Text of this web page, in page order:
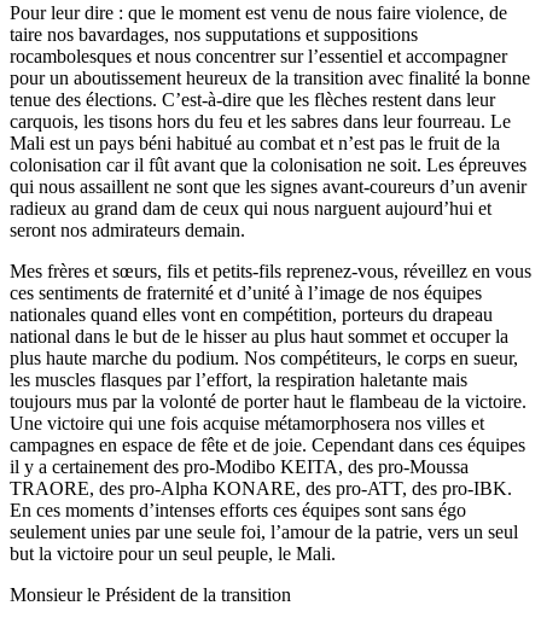
Pour leur dire : que le moment est venu de nous faire violence, de
taire nos bavardages, nos supputations et suppositions
rocambolesques et nous concentrer sur l’essentiel et accompagner
pour un aboutissement heureux de la transition avec finalité la bonne
tenue des élections. C’est-à-dire que les flèches restent dans leur
carquois, les tisons hors du feu et les sabres dans leur fourreau. Le
Mali est un pays béni habitué au combat et n’est pas le fruit de la
colonisation car il fût avant que la colonisation ne soit. Les épreuves
qui nous assaillent ne sont que les signes avant-coureurs d’un avenir
radieux au grand dam de ceux qui nous narguent aujourd’hui et
seront nos admirateurs demain.
Mes frères et sœurs, fils et petits-fils reprenez-vous, réveillez en vous
ces sentiments de fraternité et d’unité à l’image de nos équipes
nationales quand elles vont en compétition, porteurs du drapeau
national dans le but de le hisser au plus haut sommet et occuper la
plus haute marche du podium. Nos compétiteurs, le corps en sueur,
les muscles flasques par l’effort, la respiration haletante mais
toujours mus par la volonté de porter haut le flambeau de la victoire.
Une victoire qui une fois acquise métamorphosera nos villes et
campagnes en espace de fête et de joie. Cependant dans ces équipes
il y a certainement des pro-Modibo KEITA, des pro-Moussa
TRAORE, des pro-Alpha KONARE, des pro-ATT, des pro-IBK.
En ces moments d’intenses efforts ces équipes sont sans égo
seulement unies par une seule foi, l’amour de la patrie, vers un seul
but la victoire pour un seul peuple, le Mali.
Monsieur le Président de la transition